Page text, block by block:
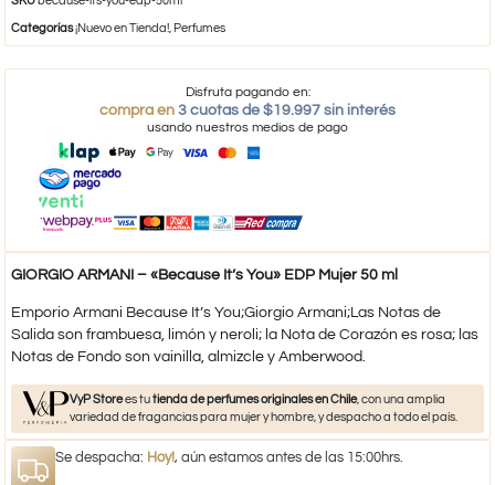
Categorías¡Nuevo en Tienda!, Perfumes
Disfruta pagando en:
compra en 3 cuotas de $19.997 sin interés
usando nuestros medios de pago
GIORGIO ARMANI – «Because It’s You» EDP Mujer 50 ml
Emporio Armani Because It’s You;Giorgio Armani;Las Notas de
Salida son frambuesa, limón y neroli; la Nota de Corazón es rosa; las
Notas de Fondo son vainilla, almizcle y Amberwood.
VyP Storees tutienda de perfumes originales en Chile, con una amplia
variedad de fragancias para mujer y hombre, y despacho a todo el país.
Se despacha: Hoy!, aún estamos antes de las 15:00hrs.